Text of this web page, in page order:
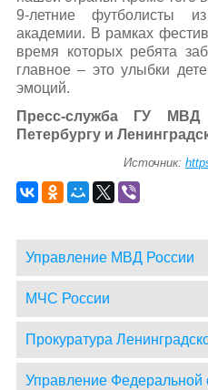
9-летние футболисты
академии. В рамках
время которых ребята
главное – это улыбки
эмоций.
Пресс-служба ГУ
Петербургу и
Источник:
Управление МВД России
МЧС России
Прокуратура
Управление Федеральной